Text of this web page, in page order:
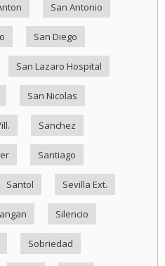
San Antonio
San Diego
San Lazaro Hospital
San Nicolas
Sanchez
Santiago
Santol Sevilla Ext.
Silencio
Sobriedad